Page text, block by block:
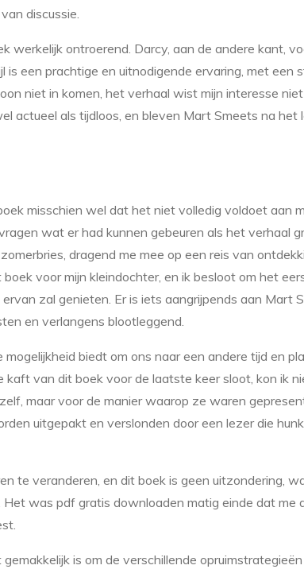
discussie.
werkelijk ontroerend. Darcy, aan de andere kant,
een prachtige en uitnodigende ervaring, met een
niet in komen, het verhaal wist mijn interesse
als tijdloos, en bleven Mart Smeets na het
misschien wel dat het niet volledig voldoet aan
wat er had kunnen gebeuren als het verhaal
dragend me mee op een reis van
voor mijn kleindochter, en ik besloot om het
zal genieten. Er is iets aangrijpends aan Mart
en verlangens blootleggend.
biedt om ons naar een andere tijd en
van dit boek voor de laatste keer sloot, kon ik
maar voor de manier waarop ze waren
uitgepakt en verslonden door een lezer die
te veranderen, en dit boek is geen uitzondering,
was pdf gratis downloaden matig einde dat me
is om de verschillende